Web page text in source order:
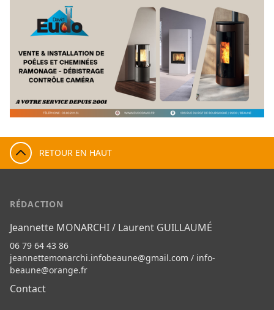
RETOUR EN HAUT
RÉDACTION
Jeannette MONARCHI / Laurent GUILLAUMÉ
06 79 64 43 86
jeannettemonarchi.infobeaune@gmail.com / info-
beaune@orange.fr
Contact